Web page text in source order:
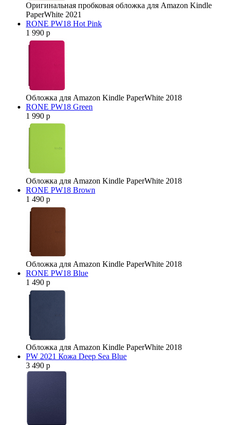
Оригинальная пробковая обложка для Amazon Kindle
PaperWhite 2021
RONE PW18 Hot Pink
1 990 р
Обложка для Amazon Kindle PaperWhite 2018
RONE PW18 Green
1 990 р
Обложка для Amazon Kindle PaperWhite 2018
RONE PW18 Brown
1 490 р
Обложка для Amazon Kindle PaperWhite 2018
RONE PW18 Blue
1 490 р
Обложка для Amazon Kindle PaperWhite 2018
PW 2021 Кожа Deep Sea Blue
3 490 р